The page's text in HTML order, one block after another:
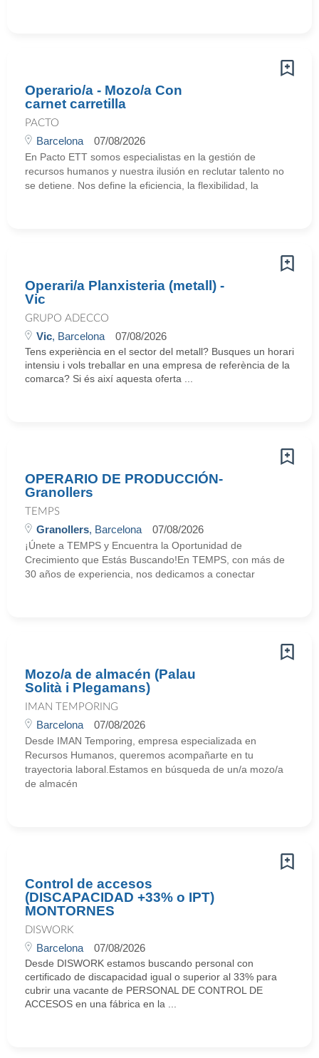
Operario/a - Mozo/a Con
carnet carretilla
PACTO
Barcelona 07/08/2026
En Pacto ETT somos especialistas en la gestión de
recursos humanos y nuestra ilusión en reclutar talento no
se detiene. Nos define la eficiencia, la flexibilidad, la
Operari/a Planxisteria (metall) -
Vic
GRUPO ADECCO
Vic, Barcelona 07/08/2026
Tens experiència en el sector del metall? Busques un horari
intensiu i vols treballar en una empresa de referència de la
comarca? Si és així aquesta oferta ...
OPERARIO DE PRODUCCIÓN-
Granollers
TEMPS
Granollers, Barcelona 07/08/2026
¡Únete a TEMPS y Encuentra la Oportunidad de
Crecimiento que Estás Buscando!En TEMPS, con más de
30 años de experiencia, nos dedicamos a conectar
Mozo/a de almacén (Palau
Solità i Plegamans)
IMAN TEMPORING
Barcelona 07/08/2026
Desde IMAN Temporing, empresa especializada en
Recursos Humanos, queremos acompañarte en tu
trayectoria laboral.Estamos en búsqueda de un/a mozo/a
de almacén
Control de accesos
(DISCAPACIDAD +33% o IPT)
MONTORNES
DISWORK
Barcelona 07/08/2026
Desde DISWORK estamos buscando personal con
certificado de discapacidad igual o superior al 33% para
cubrir una vacante de PERSONAL DE CONTROL DE
ACCESOS en una fábrica en la ...